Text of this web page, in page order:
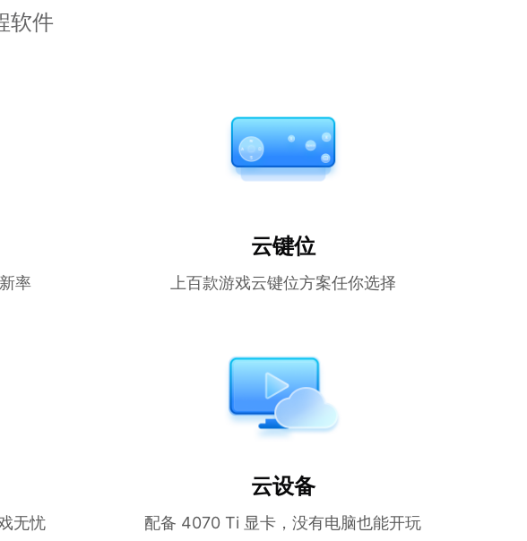
软件
率
云键位
上百款游戏云键位方案任你选择
无忧
云设备
配备 4070 Ti 显卡，没有电脑也能开玩